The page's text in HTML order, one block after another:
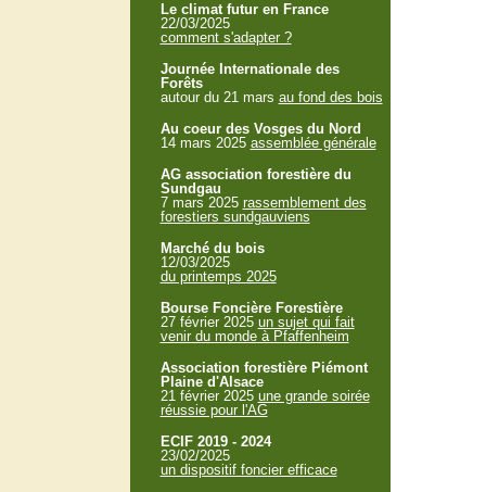
Le climat futur en France
22/03/2025
comment s'adapter ?
Journée Internationale des
Forêts
autour du 21 mars au fond des bois
Au coeur des Vosges du Nord
14 mars 2025 assemblée générale
AG association forestière du
Sundgau
7 mars 2025 rassemblement des
forestiers sundgauviens
Marché du bois
12/03/2025
du printemps 2025
Bourse Foncière Forestière
27 février 2025 un sujet qui fait
venir du monde à Pfaffenheim
Association forestière Piémont
Plaine d'Alsace
21 février 2025 une grande soirée
réussie pour l'AG
ECIF 2019 - 2024
23/02/2025
un dispositif foncier efficace